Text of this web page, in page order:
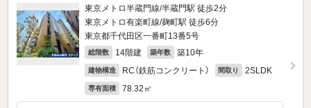
東京メトロ半蔵門線/半蔵門駅 徒歩2分
東京メトロ有楽町線/麹町駅 徒歩6分
東京都千代田区一番町13番5号
総階数 14階建 築年数 築10年
建物構造 RC（鉄筋コンクリート） 間取り 2SLDK
専有面積 78.32㎡